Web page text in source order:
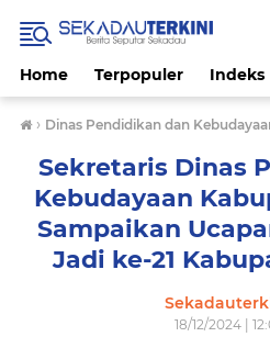
Home Terpopuler Indeks
› Dinas Pendidikan dan
Sekretaris Dinas
Kebudayaan
Sampaikan
Jadi ke-21
18/12/2024 |